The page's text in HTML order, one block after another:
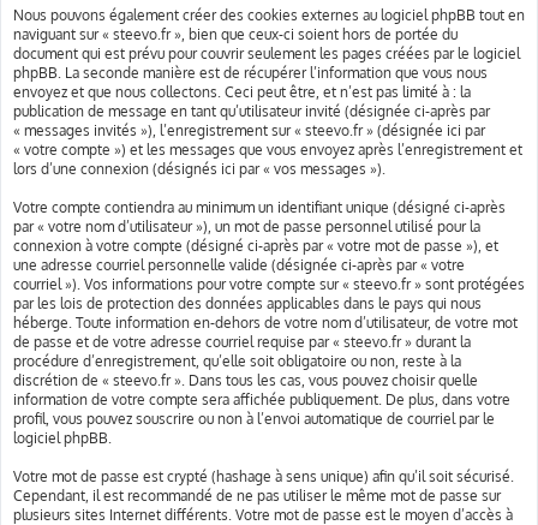
Nous pouvons également créer des cookies externes au logiciel phpBB tout en
naviguant sur « steevo.fr », bien que ceux-ci soient hors de portée du
document qui est prévu pour couvrir seulement les pages créées par le logiciel
phpBB. La seconde manière est de récupérer l’information que vous nous
envoyez et que nous collectons. Ceci peut être, et n’est pas limité à : la
publication de message en tant qu’utilisateur invité (désignée ci-après par
« messages invités »), l’enregistrement sur « steevo.fr » (désignée ici par
« votre compte ») et les messages que vous envoyez après l’enregistrement et
lors d’une connexion (désignés ici par « vos messages »).
Votre compte contiendra au minimum un identifiant unique (désigné ci-après
par « votre nom d’utilisateur »), un mot de passe personnel utilisé pour la
connexion à votre compte (désigné ci-après par « votre mot de passe »), et
une adresse courriel personnelle valide (désignée ci-après par « votre
courriel »). Vos informations pour votre compte sur « steevo.fr » sont protégées
par les lois de protection des données applicables dans le pays qui nous
héberge. Toute information en-dehors de votre nom d’utilisateur, de votre mot
de passe et de votre adresse courriel requise par « steevo.fr » durant la
procédure d’enregistrement, qu’elle soit obligatoire ou non, reste à la
discrétion de « steevo.fr ». Dans tous les cas, vous pouvez choisir quelle
information de votre compte sera affichée publiquement. De plus, dans votre
profil, vous pouvez souscrire ou non à l’envoi automatique de courriel par le
logiciel phpBB.
Votre mot de passe est crypté (hashage à sens unique) afin qu’il soit sécurisé.
Cependant, il est recommandé de ne pas utiliser le même mot de passe sur
plusieurs sites Internet différents. Votre mot de passe est le moyen d’accès à